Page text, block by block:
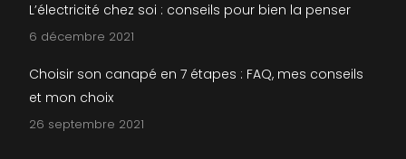
L’électricité chez soi : conseils pour bien la penser
6 décembre 2021
Choisir son canapé en 7 étapes : FAQ, mes conseils
et mon choix
26 septembre 2021